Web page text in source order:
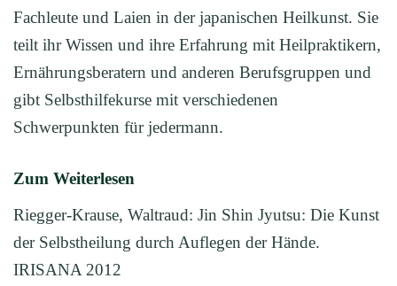
Fachleute und Laien in der japanischen Heilkunst. Sie
teilt ihr Wissen und ihre Erfahrung mit Heilpraktikern,
Ernährungsberatern und anderen Berufsgruppen und
gibt Selbsthilfekurse mit verschiedenen
Schwerpunkten für jedermann.
Zum Weiterlesen
Riegger-Krause, Waltraud: Jin Shin Jyutsu: Die Kunst
der Selbstheilung durch Auflegen der Hände.
IRISANA 2012